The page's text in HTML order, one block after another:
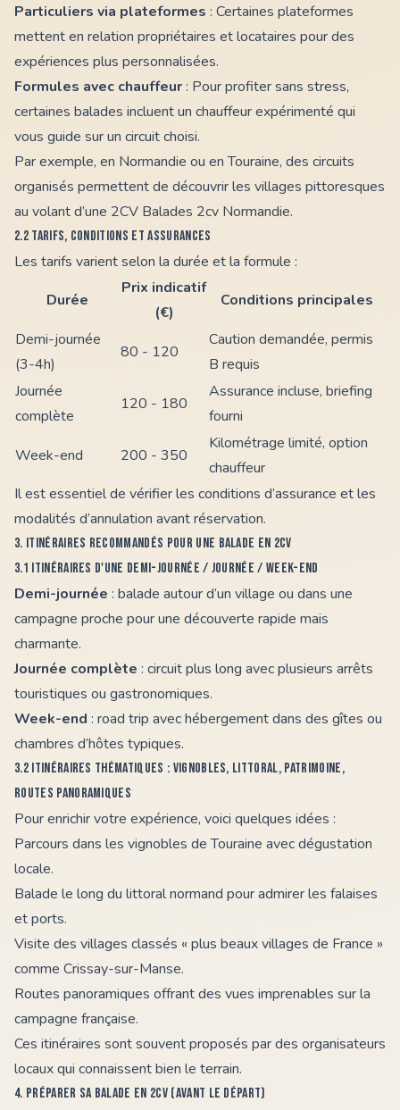
Particuliers via plateformes : Certaines plateformes
mettent en relation propriétaires et locataires pour des
expériences plus personnalisées.
Formules avec chauffeur: Pour profiter sans stress,
certaines balades incluent un chauffeur expérimenté qui
vous guide sur un circuit choisi.
Par exemple, en Normandie ou en Touraine, des circuits
organisés permettent de découvrir les villages pittoresques
au volant d’une 2CV Balades 2cv Normandie.
2.2 Tarifs, conditions et assurances
Les tarifs varient selon la durée et la formule :
Durée
Prix indicatif
(€)
Conditions principales
Demi-journée
(3-4h)
80 - 120
Caution demandée, permis
B requis
Journée
complète
120 - 180
Assurance incluse, briefing
fourni
Week-end
200 - 350
Kilométrage limité, option
chauffeur
Il est essentiel de vérifier les conditions d’assurance et les
modalités d’annulation avant réservation.
3. Itinéraires recommandés pour une balade en 2CV
3.1 Itinéraires d'une demi-journée / journée / week-end
Demi-journée : balade autour d’un village ou dans une
campagne proche pour une découverte rapide mais
charmante.
Journée complète : circuit plus long avec plusieurs arrêts
touristiques ou gastronomiques.
Week-end : road trip avec hébergement dans des gîtes ou
chambres d’hôtes typiques.
3.2 Itinéraires thématiques : vignobles, littoral, patrimoine,
routes panoramiques
Pour enrichir votre expérience, voici quelques idées :
Parcours dans les vignobles de Touraine avec dégustation
locale.
Balade le long du littoral normand pour admirer les falaises
et ports.
Visite des villages classés « plus beaux villages de France »
comme Crissay-sur-Manse.
Routes panoramiques offrant des vues imprenables sur la
campagne française.
Ces itinéraires sont souvent proposés par des organisateurs
locaux qui connaissent bien le terrain.
4. Préparer sa balade en 2CV (avant le départ)